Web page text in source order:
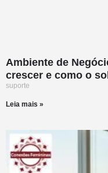
Ambiente de
crescer e como o
suporte
Leia mais »